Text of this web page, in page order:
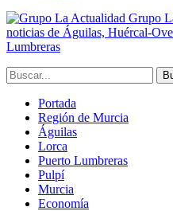
Grupo
noticias de Águilas, Huércal-
Lumbreras
Portada
Región de Murcia
Águilas
Lorca
Puerto Lumbreras
Pulpí
Murcia
Economía